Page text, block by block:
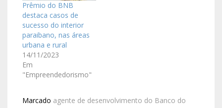
Prêmio do BNB
destaca casos de
sucesso do interior
paraibano, nas áreas
urbana e rural
14/11/2023
Em
"Empreendedorismo"
Marcado agente de desenvolvimento do Banco do